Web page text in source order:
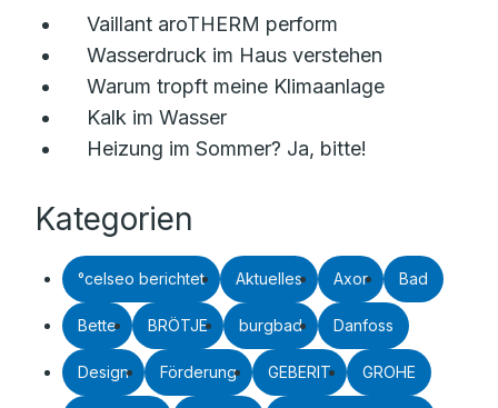
Vaillant aroTHERM perform
Wasserdruck im Haus verstehen
Warum tropft meine Klimaanlage
Kalk im Wasser
Heizung im Sommer? Ja, bitte!
Kategorien
°celseo berichtet Aktuelles Axor Bad
Bette BRÖTJE burgbad Danfoss
Design Förderung GEBERIT GROHE